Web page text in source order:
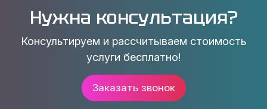
Нужна консультация?
Консультируем и рассчитываем стоимость
услуги бесплатно!
Заказать звонок